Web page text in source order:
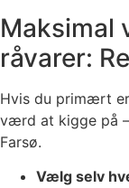
Maksimal
råvarer:
Hvis du primært
værd at kigge på
Farsø.
Vælg selv